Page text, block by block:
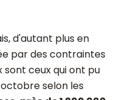
d'autant plus en
par des contraintes
ceux qui ont pu
octobre selon les